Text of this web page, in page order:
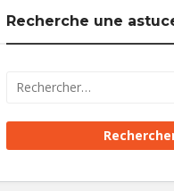
Recherche une